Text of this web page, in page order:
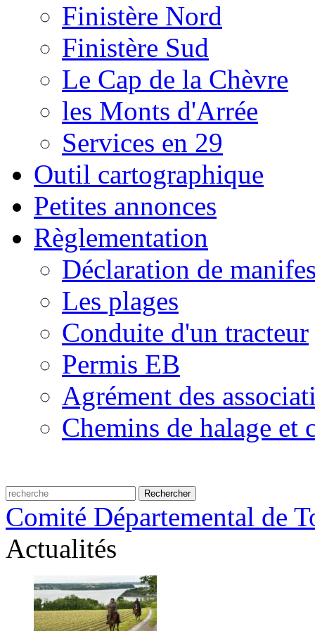
Finistère Nord
Finistère Sud
Le Cap de la Chèvre
les Monts d'Arrée
Services en 29
Outil cartographique
Petites annonces
Règlementation
Déclaration de
Les plages
Conduite d'un tracteur
Permis EB
Agrément des
Chemins de halage et
Comité Départemental de
Actualités